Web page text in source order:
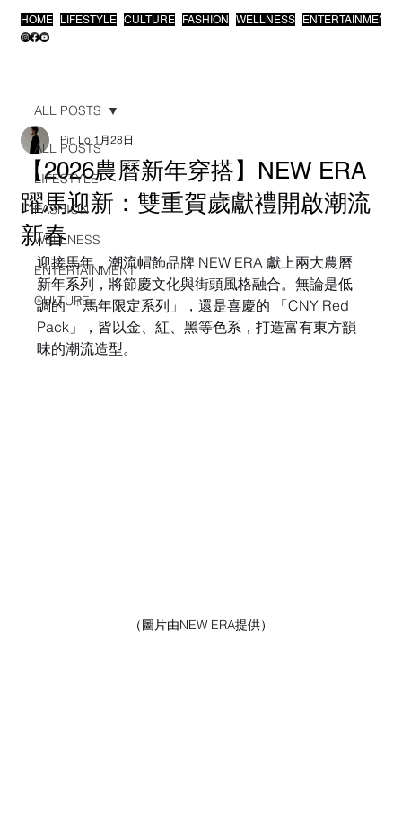
HOME LIFESTYLE CULTURE FASHION WELLNESS ENTERTAINMENT
ALL POSTS
LIFESTYLE
FASHION
WELLNESS
ENTERTAINMENT
CULTURE
ALL POSTS
【2026農曆新年穿搭】NEW ERA
躍馬迎新：雙重賀歲獻禮開啟潮流
新春
Pin Lo 1月28日
迎接馬年，潮流帽飾品牌 NEW ERA 獻上兩大農曆
新年系列，將節慶文化與街頭風格融合。無論是低
調的 「馬年限定系列」，還是喜慶的 「CNY Red
Pack」，皆以金、紅、黑等色系，打造富有東方韻
味的潮流造型。
（圖片由NEW ERA提供）